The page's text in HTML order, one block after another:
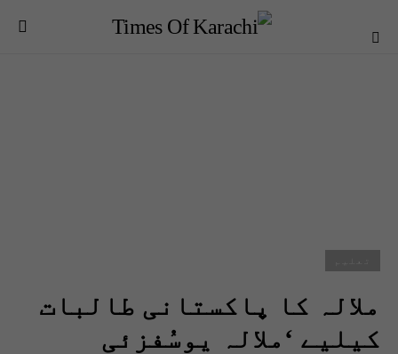
تعلیم
ملالہ کا پاکستانی طالبات
کیلیے ‘ملالہ یوسُفزئی